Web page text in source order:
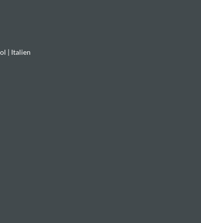
| Italien